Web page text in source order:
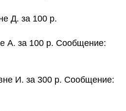
Д. за 100 р.
А. за 100 р. Сообщение:
И. за 300 р. Сообщение: